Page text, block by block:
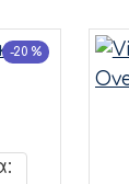
-20 %